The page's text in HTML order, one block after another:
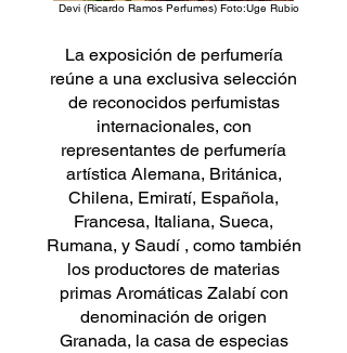
Devi (Ricardo Ramos Perfumes) Foto:Uge Rubio
La exposición de perfumería
reúne a una exclusiva selección
de reconocidos perfumistas
internacionales, con
representantes de perfumería
artística Alemana, Británica,
Chilena, Emiratí, Española,
Francesa, Italiana, Sueca,
Rumana, y Saudí , como también
los productores de materias
primas Aromáticas Zalabí con
denominación de origen
Granada, la casa de especias